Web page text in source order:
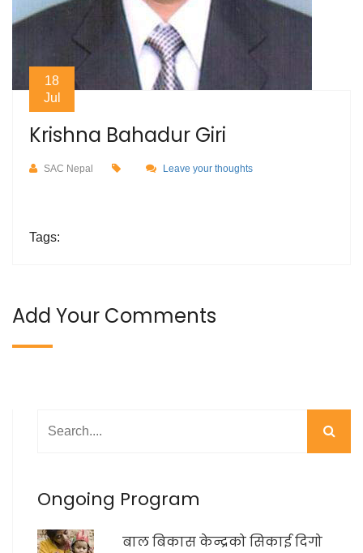
Krishna Bahadur Giri
18
Jul
SAC Nepal Leave your thoughts
Tags:
Add Your Comments
Ongoing Program
बाल बिकास केन्द्रको सिकाई दिगो